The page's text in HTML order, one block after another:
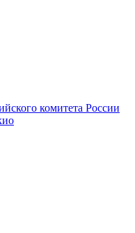
комитета России